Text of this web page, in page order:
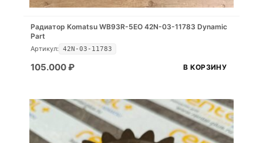
Радиатор Komatsu WB93R-5EO 42N-03-11783 Dynamic
Part
Артикул: 42N-03-11783
105.000₽ В КОРЗИНУ